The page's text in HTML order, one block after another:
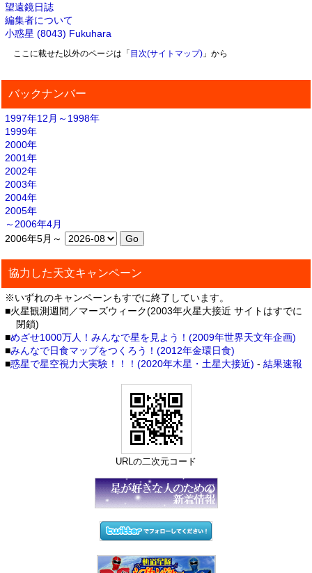
望遠鏡日誌
編集者について
小惑星 (8043) Fukuhara
ここに載せた以外のページは「 目次(サイトマップ)」から
バックナンバー
1997年12月～1998年
1999年
2000年
2001年
2002年
2003年
2004年
2005年
～2006年4月
2006年5月～
協力した天文キャンペーン
※いずれのキャンペーンもすでに終了しています。
■火星観測週間／マーズウィーク(2003年火星大接近 サイトはすでに
閉鎖)
■めざせ1000万人！みんなで星を見よう！(2009年世界天文年企画)
■みんなで日食マップをつくろう！(2012年金環日食)
■惑星で星空視力大実験！！！(2020年木星・土星大接近) - 結果速報
URLの二次元コード